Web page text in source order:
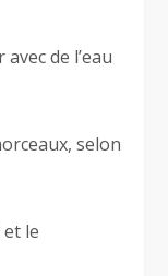
de l’eau
selon
et le